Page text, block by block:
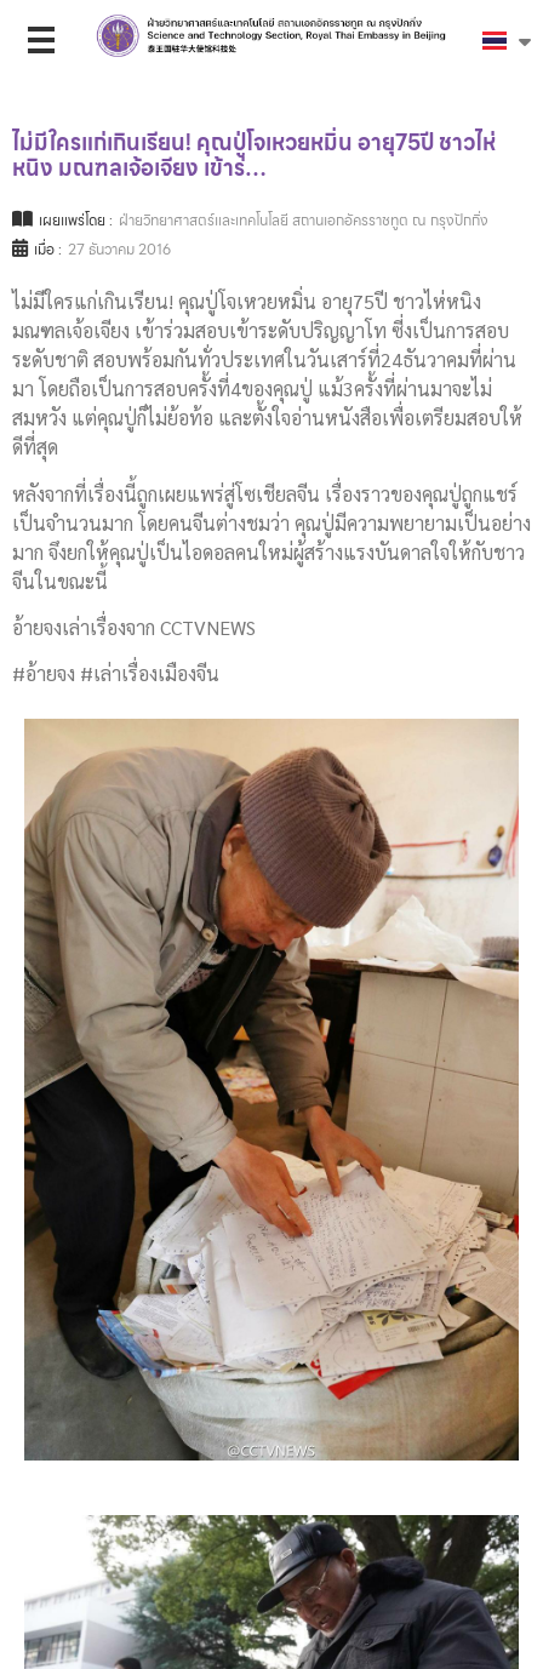
ไม่มีใครแก่เกินเรียน! คุณปู่โจเหวยหมิ่น อายุ75ปี ชาวไห่
หนิง มณฑลเจ้อเจียง เข้าร่…
เผยแพร่โดย : ฝ่ายวิทยาศาสตร์และเทคโนโลยี สถานเอกอัครราชทูต ณ กรุงปักกิ่ง
เมื่อ : 27 ธันวาคม 2016
ไม่มีใครแก่เกินเรียน! คุณปู่โจเหวยหมิ่น อายุ75ปี ชาวไห่หนิง
มณฑลเจ้อเจียง เข้าร่วมสอบเข้าระดับปริญญาโท ซี่งเป็นการสอบ
ระดับชาติ สอบพร้อมกันทั่วประเทศในวันเสาร์ที่24ธันวาคมที่ผ่าน
มา โดยถือเป็นการสอบครั้งที่4ของคุณปู่ แม้3ครั้งที่ผ่านมาจะไม่
สมหวัง แต่คุณปู่ก็ไม่ย้อท้อ และตั้งใจอ่านหนังสือเพื่อเตรียมสอบให้
ดีที่สุด
หลังจากที่เรื่องนี้ถูกเผยแพร่สู่โซเชียลจีน เรื่องราวของคุณปู่ถูกแชร์
เป็นจำนวนมาก โดยคนจีนต่างชมว่า คุณปู่มีความพยายามเป็นอย่าง
มาก จึงยกให้คุณปู่เป็นไอดอลคนใหม่ผู้สร้างแรงบันดาลใจให้กับชาว
จีนในขณะนี้
อ้ายจงเล่าเรื่องจาก CCTVNEWS
#อ้ายจง #เล่าเรื่องเมืองจีน